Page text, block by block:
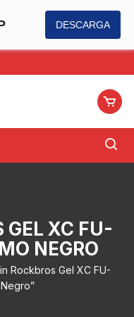
DESCARGA
GEL XC FU-
NEGRO
Rockbros Gel XC FU-